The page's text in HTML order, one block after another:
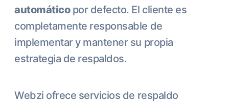
automáticopor defecto. El cliente es
completamente responsable de
implementar y mantener su propia
estrategia de respaldos.
Webzi ofrece servicios de respaldo